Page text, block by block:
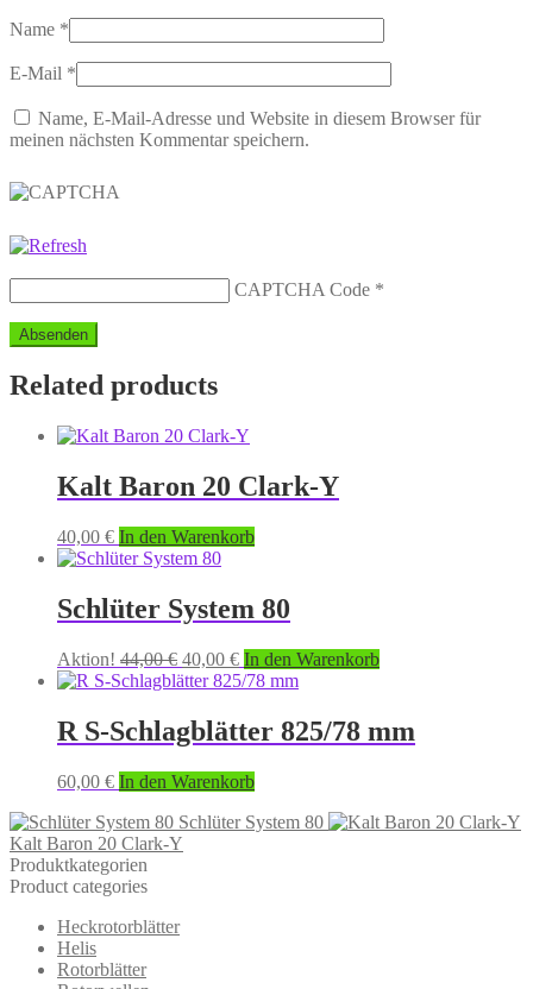
Name *
E-Mail *
Name, E-Mail-Adresse und Website in diesem Browser für
meinen nächsten Kommentar speichern.
CAPTCHA Code *
Related products
Kalt Baron 20 Clark-Y
40,00 € In den Warenkorb
Schlüter System 80
Aktion! 44,00€ Original
price
44,00 €.
40,00 €Current
price
40,00 €.
In den Warenkorb
R S-Schlagblätter 825/78 mm
60,00 € In den Warenkorb
Schlüter System 80
Kalt Baron 20 Clark-Y
Produktkategorien
Product categories
Heckrotorblätter
Helis
Rotorblätter